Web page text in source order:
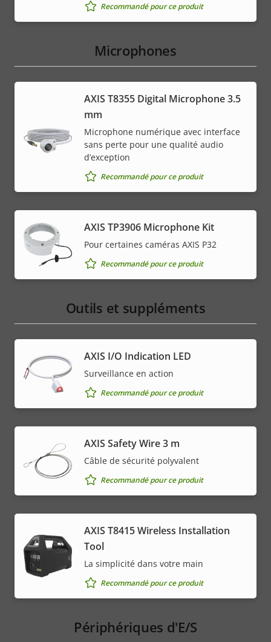
Recommandé pour ce produit
Microphones
AXIS T8355 Digital Microphone 3.5
mm
Microphone numérique avec interface
sans perte pour une qualité audio
d’exception
Recommandé pour ce produit
AXIS TP3906 Microphone Kit
Pour certaines caméras AXIS P32
Recommandé pour ce produit
Outils et suppléments
AXIS I/O Indication LED
Surveillance en action
Recommandé pour ce produit
AXIS Safety Wire 3 m
Câble de sécurité polyvalent
Recommandé pour ce produit
AXIS T8415 Wireless Installation
Tool
La simplicité dans votre main
Recommandé pour ce produit
Périphériques d'E/S